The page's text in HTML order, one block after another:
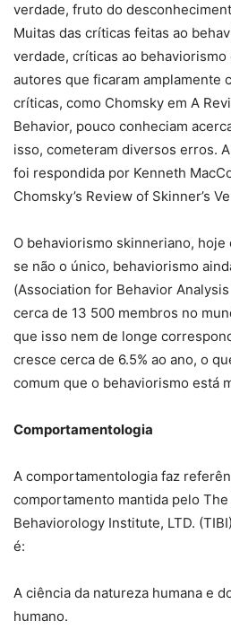
verdade, fruto do
Muitas das críticas feitas ao
verdade, críticas ao behaviorismo
autores que ficaram amplamente
críticas, como Chomsky em A
Behavior, pouco conheciam
isso, cometeram diversos erros.
foi respondida por Kenneth
Chomsky’s Review of Skinner’s
O behaviorismo skinneriano, hoje
se não o único, behaviorismo
(Association for Behavior
cerca de 13 500 membros no
que isso nem de longe
cresce cerca de 6.5% ao ano, o
comum que o behaviorismo está
Comportamentologia
A comportamentologia faz
comportamento mantida pelo
Behaviorology Institute, LTD.
é:
A ciência da natureza humana e
humano.